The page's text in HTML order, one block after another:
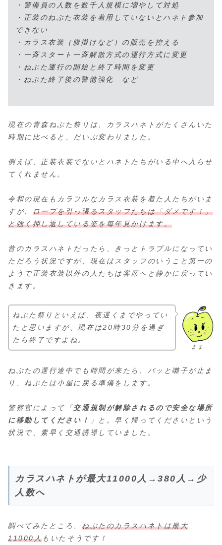
・警備員の人数を数千人規模に増やして対処
・正装のねぶた衣装を着用していないとハネト参加
できない
・カラス衣装（腹掛けなど）の販売を控える
・一斉スタート一斉解散方式の運行方式に変更
・ねぶた運行の開始と終了時間を変更
・ねぶた終了後の警備強化 など
現在の青森ねぶた祭りは、カラスハネトがたくさんいた
時期に比べると、だいぶ変わりました。
例えば、正装衣装でないとハネトたちがいる中へ入らせ
てくれません。
令和の現在もカラフルなカラス衣装を着た人たちがいま
すが、 ロープを引っ張るスタッフたちは「ダメです！」
と強く押し返している姿を毎年見かけます。
昔のカラスハネトだったら、きっとトラブルになってい
ただろう状況ですが、現在はスタッフのいうこと第一の
ようで正装衣装以外の人たちは客席へと静かに戻ってい
きます。
まま
ねぶた祭りといえば、夜遅くまでやってい
たと思いますが、現在は20時30分を過ぎ
たら終了ですよね。
ねぶたの運行途中でも時間が来たら、パッと囃子が止ま
り、ねぶたは小屋に戻る準備をします。
警察官によって「 交通規制が解除されるので安全な場所
に移動してください！
」と。早く帰ってくださいという
状況で、素早く交通誘導していました。
カラスハネトが最大11000人→380人→少
人数へ
調べてみたところ、ねぶたのカラスハネトは最大
11000人もいたそうです！